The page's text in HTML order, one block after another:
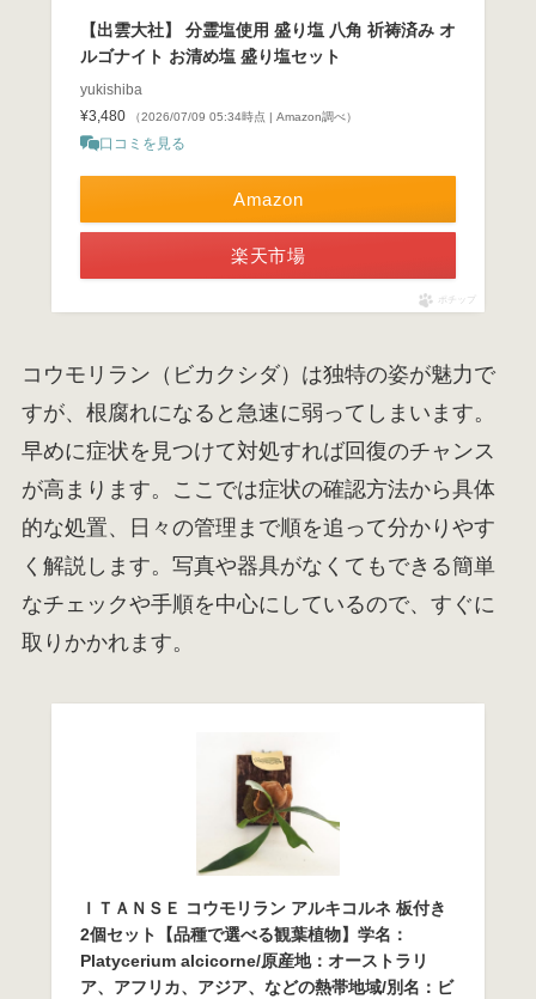
【出雲大社】 分霊塩使用 盛り塩 八角 祈祷済み オ
ルゴナイト お清め塩 盛り塩セット
yukishiba
¥3,480
（2026/07/09 05:34時点 | Amazon調べ）
口コミを見る
Amazon
楽天市場
ポチップ
コウモリラン（ビカクシダ）は独特の姿が魅力で
すが、根腐れになると急速に弱ってしまいます。
早めに症状を見つけて対処すれば回復のチャンス
が高まります。ここでは症状の確認方法から具体
的な処置、日々の管理まで順を追って分かりやす
く解説します。写真や器具がなくてもできる簡単
なチェックや手順を中心にしているので、すぐに
取りかかれます。
ＩＴＡＮＳＥ コウモリラン アルキコルネ 板付き
2個セット【品種で選べる観葉植物】学名：
Platycerium alcicorne/原産地：オーストラリ
ア、アフリカ、アジア、などの熱帯地域/別名：ビ